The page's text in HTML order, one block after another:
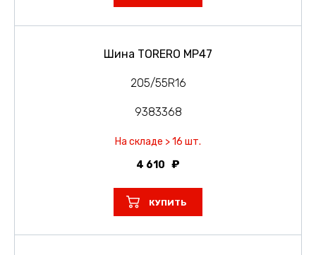
Шина TORERO MP47
205/55R16
9383368
На складе > 16 шт.
4 610
КУПИТЬ